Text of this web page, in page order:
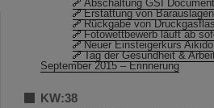
Abschaltung GSI
Erstattung von
Rückgabe von
Fotowettbewerb läuft ab
Neuer Einsteigerkurs Aikido
Tag der Gesundheit &
September 2015 – Erinnerung
KW:38